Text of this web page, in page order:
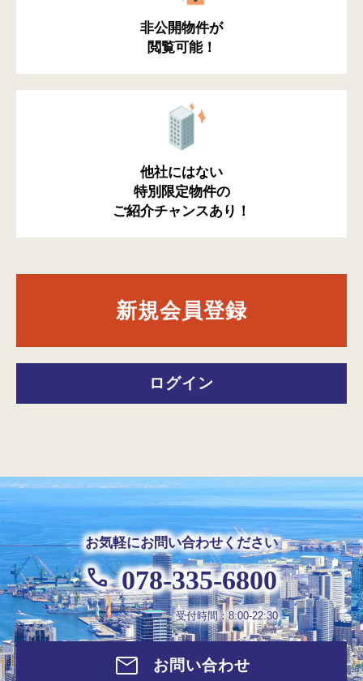
非公開物件が
閲覧可能！
他社にはない
特別限定物件の
ご紹介チャンスあり！
新規会員登録
ログイン
お気軽にお問い合わせください
078-335-6800
受付時間：8:00-22:30
お問い合わせ